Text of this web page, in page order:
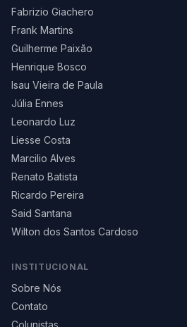
Fabrizio Giachero
Frank Martins
Guilherme Paixão
Henrique Bosco
Isau Vieira de Paula
Júlia Ennes
Leonardo Luz
Liesse Costa
Marcilio Alves
Renato Batista
Ricardo Pereira
Said Santana
Wilton dos Santos Cardoso
INSTITUCIONAL
Sobre Nós
Contato
Colunistas